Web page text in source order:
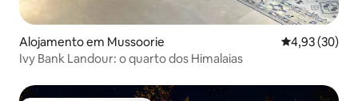
Alojamento em Mussoorie Classificação
4,93 (30)
Ivy Bank Landour: o quarto dos Himalaias